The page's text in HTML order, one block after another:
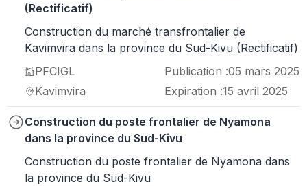
(Rectificatif)
Construction du marché transfrontalier de
Kavimvira dans la province du Sud-Kivu (Rectificatif)
PFCIGL
Kavimvira
Publication :05 mars 2025
Expiration :15 avril 2025
Construction du poste frontalier de Nyamona
dans la province du Sud-Kivu
Construction du poste frontalier de Nyamona dans
la province du Sud-Kivu